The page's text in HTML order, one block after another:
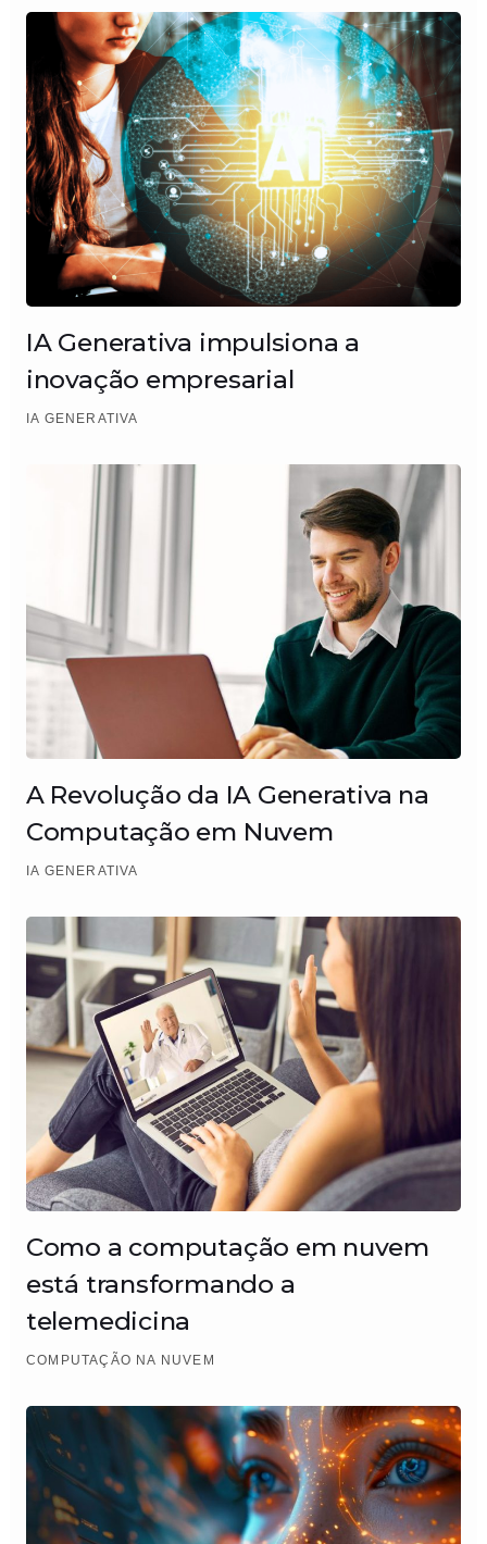
IA Generativa impulsiona a
inovação empresarial
IA GENERATIVA
A Revolução da IA Generativa na
Computação em Nuvem
IA GENERATIVA
Como a computação em nuvem
está transformando a
telemedicina
COMPUTAÇÃO NA NUVEM